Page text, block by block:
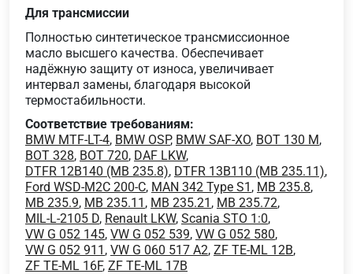
Для трансмиссии
Полностью синтетическое трансмиссионное
масло высшего качества. Обеспечивает
надёжную защиту от износа, увеличивает
интервал замены, благодаря высокой
термостабильности.
Соответствие требованиям:
BMW MTF-LT-4, BMW OSP, BMW SAF-XO, BOT 130 M,
BOT 328, BOT 720, DAF LKW,
DTFR 12B140 (MB 235.8), DTFR 13B110 (MB 235.11),
Ford WSD-M2C 200-C, MAN 342 Type S1 , MB 235.8,
MB 235.9, MB 235.11 , MB 235.21 , MB 235.72,
MIL-L-2105 D, Renault LKW, Scania STO 1:0,
VW G 052 145, VW G 052 539, VW G 052 580,
VW G 052 911 , VW G 060 517 A2, ZF TE-ML 12B,
ZF TE-ML 16F, ZF TE-ML 17B